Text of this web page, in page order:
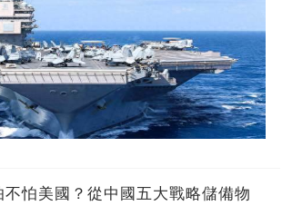
怕美國？從中國五大戰略儲備物